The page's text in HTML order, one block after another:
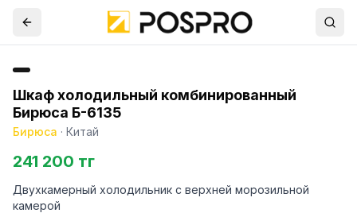
Шкаф холодильный комбинированный
Бирюса Б-6135
Бирюса · Китай
241 200 тг
Двухкамерный холодильник с верхней морозильной
камерой